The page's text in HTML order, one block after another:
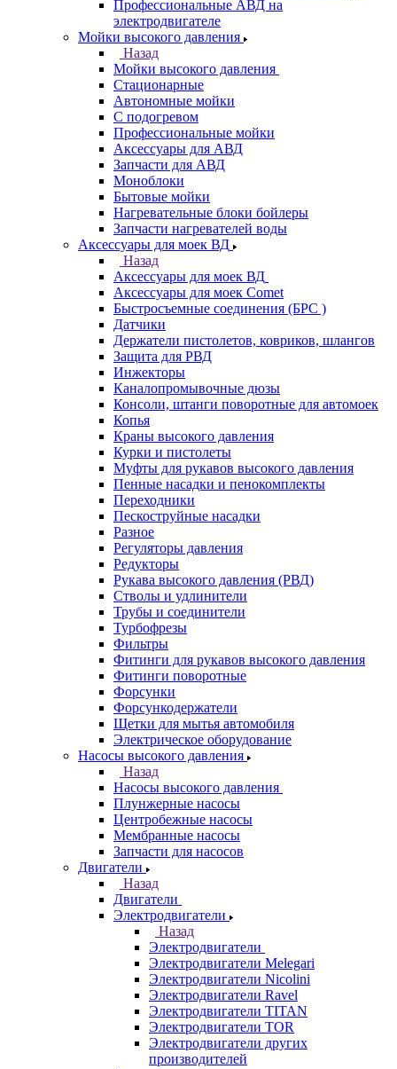
Профессиональные АВД на
электродвигателе
Мойки высокого давления
Назад
Мойки высокого давления
Стационарные
Автономные мойки
С подогревом
Профессиональные мойки
Аксессуары для АВД
Запчасти для АВД
Моноблоки
Бытовые мойки
Нагревательные блоки бойлеры
Запчасти нагревателей воды
Аксессуары для моек ВД
Назад
Аксессуары для моек ВД
Аксессуары для моек Comet
Быстросъемные соединения (БРС )
Датчики
Держатели пистолетов, ковриков, шлангов
Защита для РВД
Инжекторы
Каналопромывочные дюзы
Консоли, штанги поворотные для автомоек
Копья
Краны высокого давления
Курки и пистолеты
Муфты для рукавов высокого давления
Пенные насадки и пенокомплекты
Переходники
Пескоструйные насадки
Разное
Регуляторы давления
Редукторы
Рукава высокого давления (РВД)
Стволы и удлинители
Трубы и соединители
Турбофрезы
Фильтры
Фитинги для рукавов высокого давления
Фитинги поворотные
Форсунки
Форсункодержатели
Щетки для мытья автомобиля
Электрическое оборудование
Насосы высокого давления
Назад
Насосы высокого давления
Плунжерные насосы
Центробежные насосы
Мембранные насосы
Запчасти для насосов
Двигатели
Назад
Двигатели
Электродвигатели
Назад
Электродвигатели
Электродвигатели Melegari
Электродвигатели Nicolini
Электродвигатели Ravel
Электродвигатели TITAN
Электродвигатели TOR
Электродвигатели других
производителей